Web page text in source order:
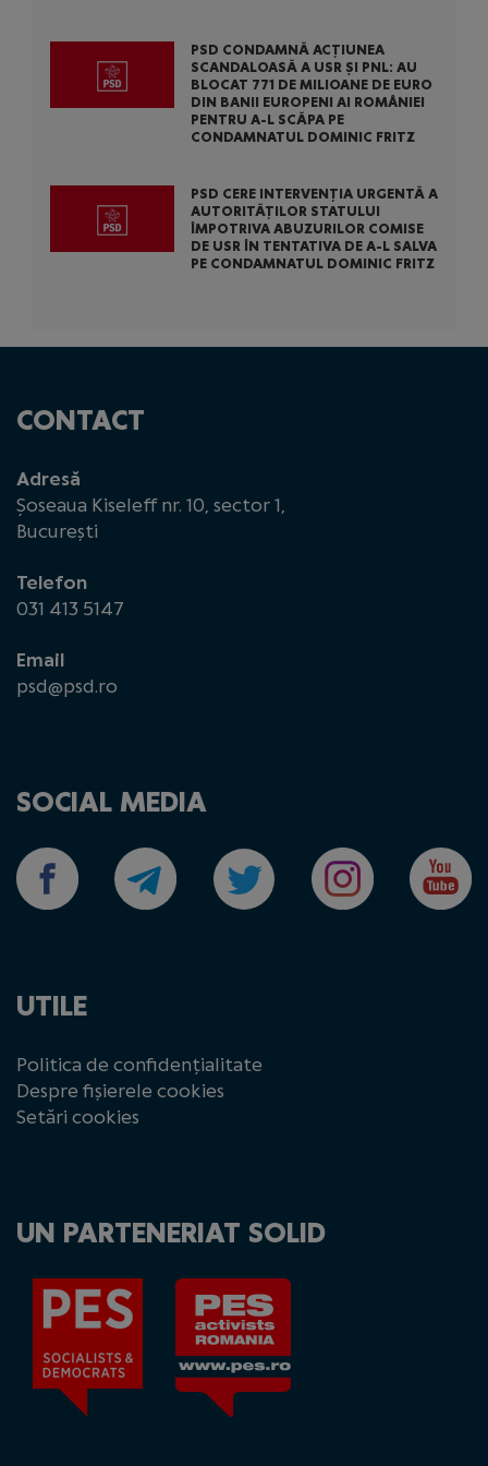
PSD CONDAMNĂ ACȚIUNEA
SCANDALOASĂ A USR ȘI PNL: AU
BLOCAT 771 DE MILIOANE DE EURO
DIN BANII EUROPENI AI ROMÂNIEI
PENTRU A-L SCĂPA PE
CONDAMNATUL DOMINIC FRITZ
PSD CERE INTERVENȚIA URGENTĂ A
AUTORITĂȚILOR STATULUI
ÎMPOTRIVA ABUZURILOR COMISE
DE USR ÎN TENTATIVA DE A-L SALVA
PE CONDAMNATUL DOMINIC FRITZ
CONTACT
Adresă
Șoseaua Kiseleff nr. 10, sector 1,
București
Telefon
031 413 5147
Email
psd@psd.ro
SOCIAL MEDIA
UTILE
Politica de confidențialitate
Despre fișierele cookies
Setări cookies
UN PARTENERIAT SOLID